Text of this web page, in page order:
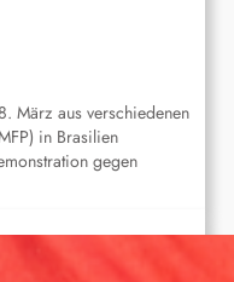
März aus verschiedenen
in Brasilien
gegen